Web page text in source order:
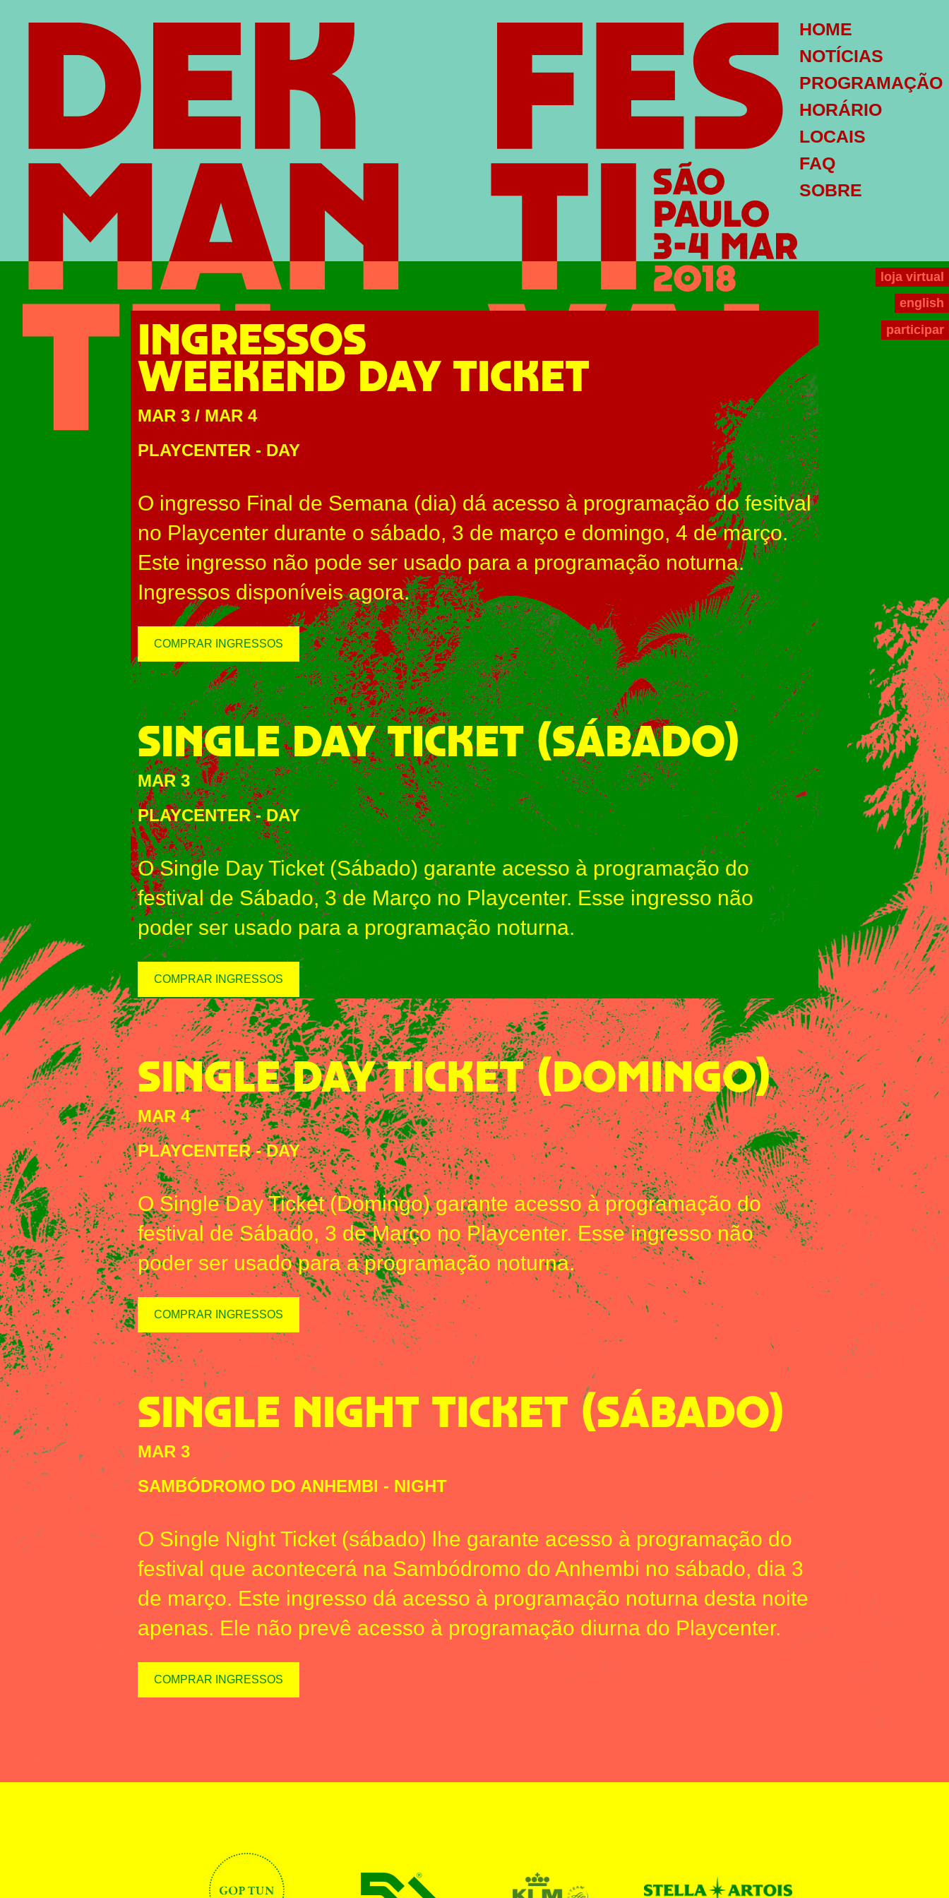
HOME
NOTÍCIAS
PROGRAMAÇÃO
HORÁRIO
LOCAIS
FAQ
SOBRE
loja virtual
english
participar
INGRESSOS
WEEKEND DAY TICKET
MAR 3 / MAR 4
PLAYCENTER - DAY
O ingresso Final de Semana (dia) dá acesso à programação do fesitval
no Playcenter durante o sábado, 3 de março e domingo, 4 de março.
Este ingresso não pode ser usado para a programação noturna.
Ingressos disponíveis agora.
COMPRAR INGRESSOS
SINGLE DAY TICKET (SÁBADO)
MAR 3
PLAYCENTER-DAY
O Single Day Ticket (Sábado) garante acesso à programação do
festival de Sábado, 3 de Março no Playcenter. Esse ingresso não
poder ser usado para a programação noturna.
COMPRAR INGRESSOS
SINGLE DAY TICKET (DOMINGO)
MAR 4
PLAYCENTER-DAY
O Single Day Ticket (Domingo) garante acesso à programação do
festival de Sábado, 3 de Março no Playcenter. Esse ingresso não
poder ser usado para a programação noturna.
COMPRAR INGRESSOS
SINGLE NIGHT TICKET (SÁBADO)
MAR 3
SAMBÓDROMO DO ANHEMBI - NIGHT
O Single Night Ticket (sábado) lhe garante acesso à programação do
festival que acontecerá na Sambódromo do Anhembi no sábado, dia 3
de março. Este ingresso dá acesso à programação noturna desta noite
apenas. Ele não prevê acesso à programação diurna do Playcenter.
COMPRAR INGRESSOS